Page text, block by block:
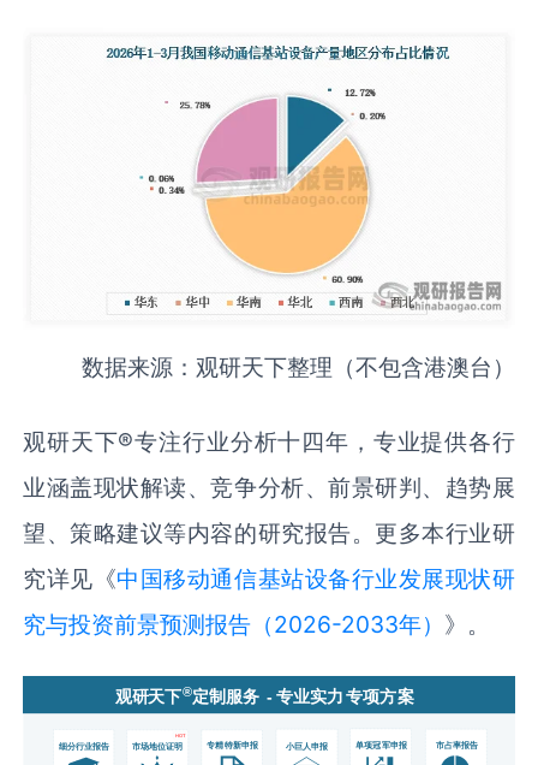
数据来源：观研天下整理（不包含港澳台）
观研天下®专注行业分析十四年，专业提供各行
业涵盖现状解读、竞争分析、前景研判、趋势展
望、策略建议等内容的研究报告。更多本行业研
究详见《中国移动通信基站设备行业发展现状研
究与投资前景预测报告（2026-2033年） 》。